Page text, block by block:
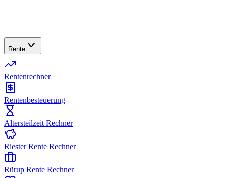
Rente
Rentenrechner
Rentenbesteuerung
Altersteilzeit Rechner
Riester Rente Rechner
Rürup Rente Rechner